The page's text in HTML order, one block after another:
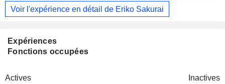
Voir l'expérience en détail de Eriko Sakurai
Expériences
Fonctions occupées
Actives Inactives